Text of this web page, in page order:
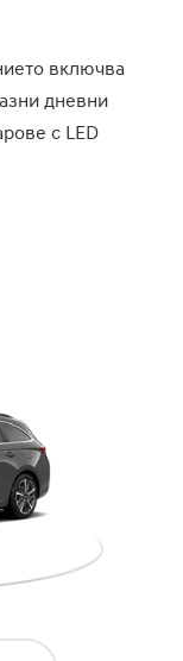
включва
дневни
с LED